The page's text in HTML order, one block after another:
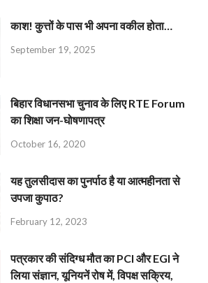
काश! कुत्तों के पास भी अपना वकील होता…
September 19, 2025
बिहार विधानसभा चुनाव के लिए RTE Forum
का शिक्षा जन-घोषणापत्र
October 16, 2020
यह तुलसीदास का पुनर्पाठ है या आत्महीनता से
उपजा कुपाठ?
February 12, 2023
पत्रकार की संदिग्ध मौत का PCI और EGI ने
लिया संज्ञान, यूनियनें रोष में, विपक्ष सक्रिय,